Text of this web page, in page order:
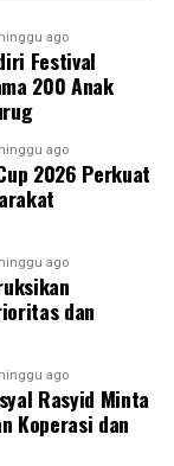
ago
Festival
200 Anak
ago
2026 Perkuat
ago
dan
ago
Rasyid Minta
Koperasi dan